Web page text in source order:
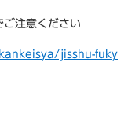
注意ください
jisshu-fuky